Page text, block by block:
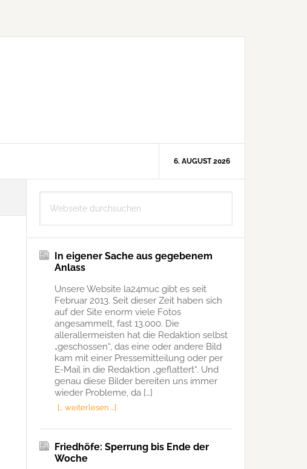
6. AUGUST 2026
Seitenspalte
durchsuchen
In eigener Sache aus gegebenem
Anlass
Unsere Website la24muc gibt es seit
Februar 2013. Seit dieser Zeit haben sich
auf der Site enorm viele Fotos
angesammelt, fast 13.000. Die
allerallermeisten hat die Redaktion selbst
„geschossen“, das eine oder andere Bild
kam mit einer Pressemitteilung oder per
E-Mail in die Redaktion „geflattert“. Und
genau diese Bilder bereiten uns immer
wieder Probleme, da […]
[… weiterlesen …]
Friedhöfe: Sperrung bis Ende der
Woche